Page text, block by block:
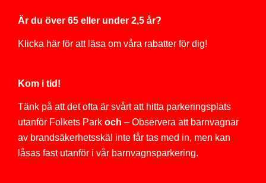
Är du över 65 eller under 2,5 år?
Klicka här för att läsa om våra rabatter för dig!
Kom i tid!
Tänk på att det ofta är svårt att hitta parkeringsplats
utanför Folkets Park och – Observera att barnvagnar
av brandsäkerhetsskäl inte får tas med in, men kan
låsas fast utanför i vår barnvagnsparkering.